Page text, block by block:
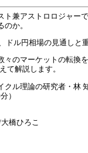
兼アストロロジャー
か。
ドル円相場の見通しと
々のマーケットの転換
て解説します。
クル理論の研究者・林
）
橋ひろこ